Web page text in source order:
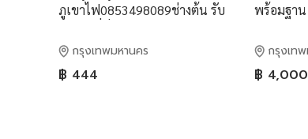
ภูเขาไฟ0853498089ช่างต้น รับ
kfc9933
กรุงเทพมหานคร
฿ 444
พร้อมฐาน
กรุงเท
฿ 4,000